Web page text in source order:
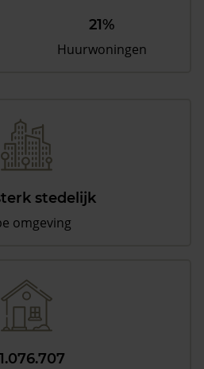
21%
Huurwoningen
stedelijk
omgeving